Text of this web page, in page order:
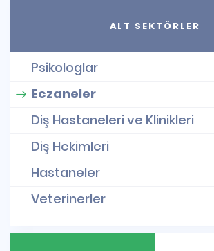
ALT SEKTÖRLER
Psikologlar
Eczaneler
Diş Hastaneleri ve Klinikleri
Diş Hekimleri
Hastaneler
Veterinerler